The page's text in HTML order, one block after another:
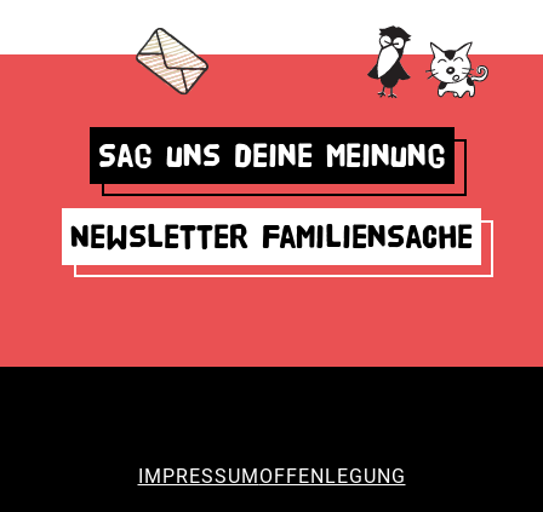
Sag uns deine Meinung
Newsletter Familiensache
IMPRESSUMOFFENLEGUNG